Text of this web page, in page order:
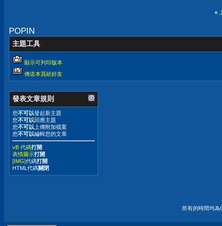
«
POPIN
主題工具
顯示可列印版本
傳送本頁給好友
發表文章規則
您不可以發起新主題
您不可以回應主題
您不可以 上傳附加檔案
您不可以編輯您的文章
vB 代碼打開
表情圖示打開
[IMG]代碼打開
HTML代碼關閉
所有的時間均為